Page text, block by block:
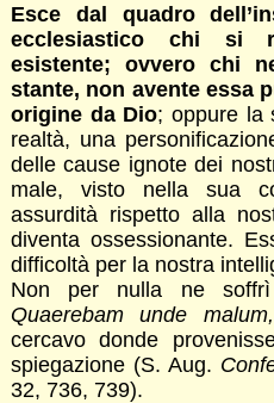
Esce dal quadro
ecclesiastico chi si
esistente; ovvero chi
stante, non avente essa
origine da Dio; oppure la
realtà, una
delle cause ignote dei
male, visto nella sua
assurdità rispetto alla
diventa ossessionante.
difficoltà per la nostra
Non per nulla ne
Quaerebam unde
cercavo donde
spiegazione (S. Aug.
32, 736, 739).